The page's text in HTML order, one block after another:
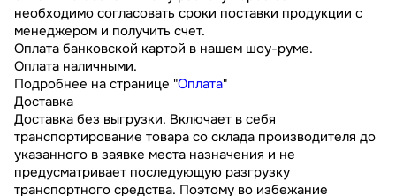
необходимо согласовать сроки поставки продукции с
менеджером и получить счет.
Оплата банковской картой в нашем шоу-руме.
Оплата наличными.
Подробнее на странице "Оплата"
Доставка
Доставка без выгрузки. Включает в себя
транспортирование товара со склада производителя до
указанного в заявке места назначения и не
предусматривает последующую разгрузку
транспортного средства. Поэтому во избежание